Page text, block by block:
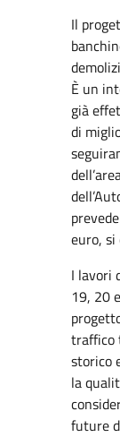
Il
È un
già
di
euro,
I lavori
19, 20
traffico
storico
la
future